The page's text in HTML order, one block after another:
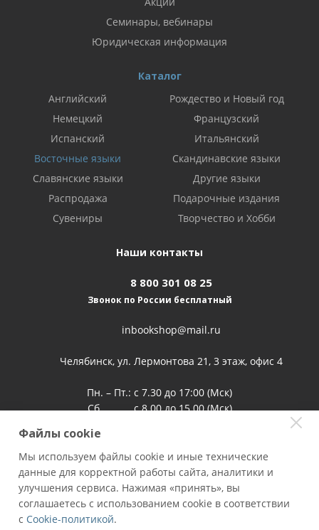
Семинары, вебинары
Юридическая информация
Каталог
Английский
Рождество и Новый год
Немецкий
Французский
Испанский
Итальянский
Восточные языки
Скандинавские языки
Славянские языки
Другие языки
Распродажа
Подарочные издания
Сувениры
Творчество и Хобби
Наши контакты
8 800 301 08 25
Звонок по России бесплатный
inbookshop@mail.ru
Челябинск, ул. Лермонтова 21, 3 этаж, офис 4
Пн. – Пт.: с 7.30 до 17:00 (Мск)
Сб. с 8.00 до 15.00 (Мск)
Книжный супермаркет INBOOKSHOP.RU
ООО "Полиглот" (ИНН/КПП 5904263531/590401001, ОГРН
Файлы cookie
Мы используем файлы cookie и иные технические
данные для корректной работы сайта, аналитики и
улучшения сервиса. Нажимая «принять», вы
соглашаетесь с использованием cookie в соответствии
с Cookie-политикой.